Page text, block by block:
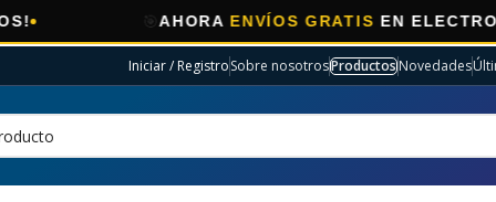
ENVÍOS GRATISEN ELECTRO
Iniciar / RegistroSobre nosotrosProductosNovedades